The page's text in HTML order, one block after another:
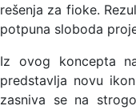
rešenja za fioke.
potpuna sloboda
Iz ovog koncepta
predstavlja novu
zasniva se na